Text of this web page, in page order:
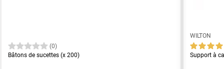
(0)
Bâtons de sucettes (x 200)
WILTON
Support à